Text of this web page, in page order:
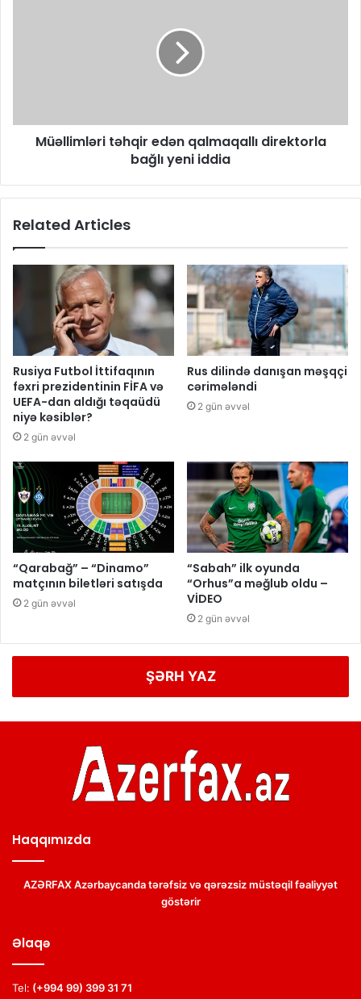
Müəllimləri təhqir edən qalmaqallı direktorla
bağlı yeni iddia
Related Articles
Rusiya Futbol İttifaqının
fəxri prezidentinin FİFA və
UEFA-dan aldığı təqaüdü
niyə kəsiblər?
2 gün əvvəl
Rus dilində danışan məşqçi
cərimələndi
2 gün əvvəl
“Qarabağ” – “Dinamo”
matçının biletləri satışda
2 gün əvvəl
“Sabah” ilk oyunda
“Orhus”a məğlub oldu –
VİDEO
2 gün əvvəl
ŞƏRH YAZ
Haqqımızda
AZƏRFAX Azərbaycanda tərəfsiz və qərəzsiz müstəqil fəaliyyət
göstərir
Əlaqə
Tel: (+994 99) 399 31 71